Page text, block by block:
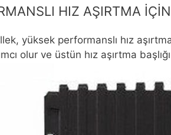
HIZ AŞIRTMA
yüksek performanslı hız
olur ve üstün hız aşırtma